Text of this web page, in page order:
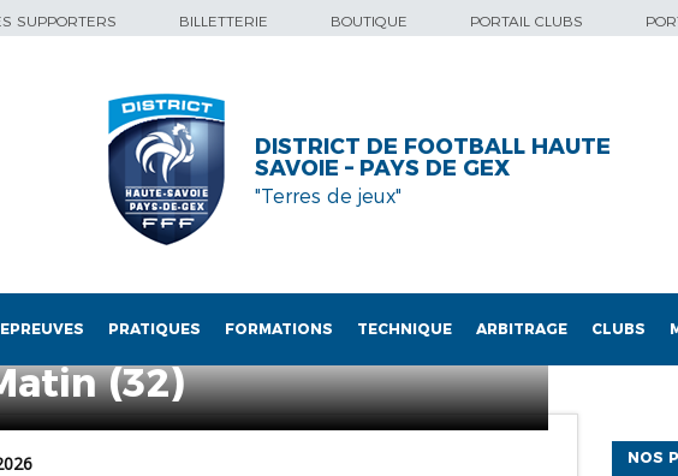
SUPPORTERS BILLETTERIE BOUTIQUE PORTAIL CLUBS
DISTRICT DE FOOTBALL HAUTE
SAVOIE – PAYS DE GEX
"Terres de jeux"
EPREUVES PRATIQUES FORMATIONS TECHNIQUE ARBITRAGE CLUBS
(32)
NOS